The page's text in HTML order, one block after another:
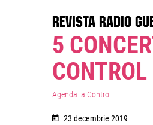
REVISTA RADIO
5
CONTROL
Agenda la Control
23 decembrie 2019